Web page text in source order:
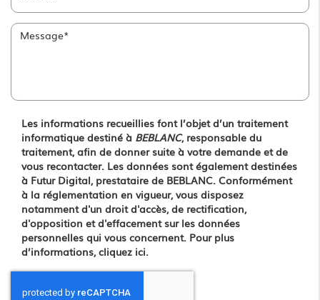
Les informations recueillies font l’objet d’un traitement
informatique destiné à BEBLANC, responsable du
traitement, afin de donner suite à votre demande et de
vous recontacter. Les données sont également destinées
à Futur Digital, prestataire de BEBLANC. Conformément
à la réglementation en vigueur, vous disposez
notamment d'un droit d'accès, de rectification,
d'opposition et d'effacement sur les données
personnelles qui vous concernent. Pour plus
d’informations, cliquez ici.